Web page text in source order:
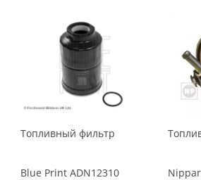
Топливный фильтр
Blue Print ADN12310